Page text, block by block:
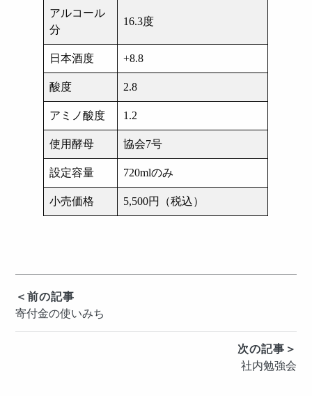
アルコール
分
16.3度
日本酒度 +8.8
酸度 2.8
アミノ酸度 1.2
使用酵母 協会7号
設定容量 720mlのみ
小売価格 5,500円（税込）
投
稿
＜前の記事
寄付金の使いみち
次の記事＞
社内勉強会